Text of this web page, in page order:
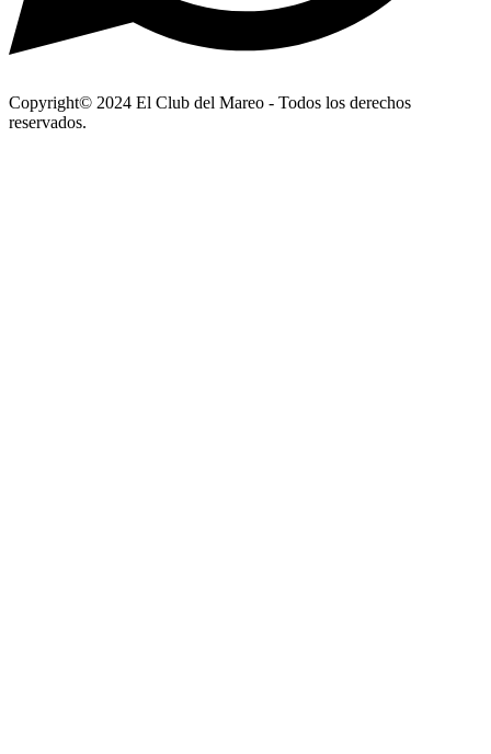
Copyright© 2024 El Club del Mareo - Todos los derechos
reservados.